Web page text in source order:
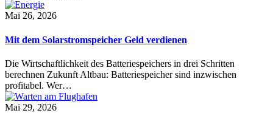
Mai 26, 2026
Mit dem Solarstromspeicher Geld verdienen
Die Wirtschaftlichkeit des Batteriespeichers in drei Schritten
berechnen Zukunft Altbau: Batteriespeicher sind inzwischen
profitabel. Wer…
Mai 29, 2026